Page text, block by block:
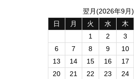
翌月(2026年9月)
日
月 火 水 木
1
2 3
6
7 8 9 10
13
14 15 16 17
20
21 22 23 24